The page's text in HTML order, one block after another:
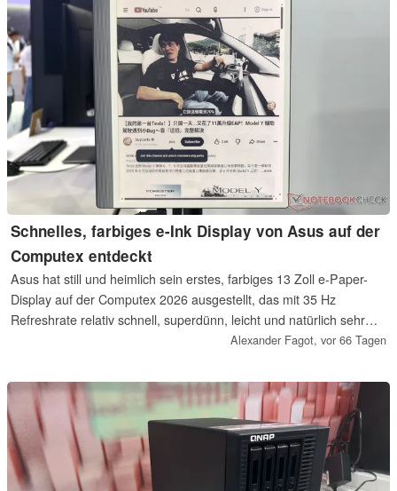
Schnelles, farbiges e-Ink Display von Asus auf der
Computex entdeckt
Asus hat still und heimlich sein erstes, farbiges 13 Zoll e-Paper-
Display auf der Computex 2026 ausgestellt, das mit 35 Hz
Refreshrate relativ schnell, superdünn, leicht und natürlich sehr
energiesparend ist. Auch der zusammenklappbare und flexible
Alexander Fagot, vor 66 Tagen